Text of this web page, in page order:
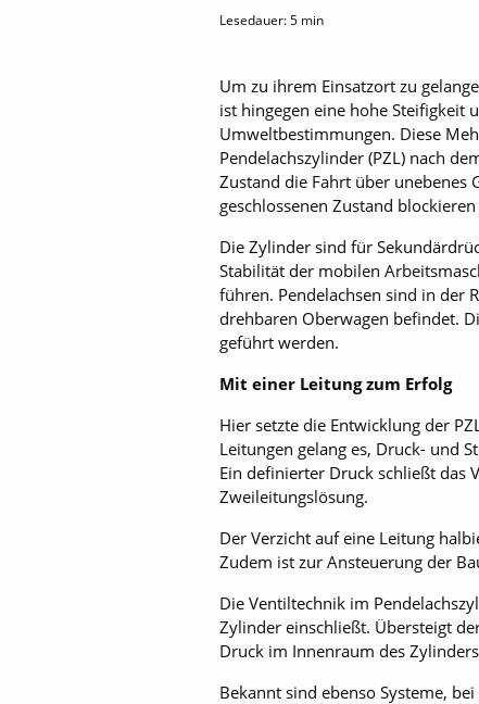
Lesedauer:5 min
Um zu ihrem Einsatzort zu
ist hingegen eine hohe Steifigkeit
Umweltbestimmungen. Diese
Pendelachszylinder (PZL) nach
Zustand die Fahrt über unebenes
geschlossenen Zustand
Die Zylinder sind für
Stabilität der mobilen
führen. Pendelachsen sind in der
drehbaren Oberwagen befindet.
geführt werden.
Mit einer Leitung zum Erfolg
Hier setzte die Entwicklung der
Leitungen gelang es, Druck- und
Ein definierter Druck schließt das
Zweileitungslösung.
Der Verzicht auf eine Leitung
Zudem ist zur Ansteuerung der
Die Ventiltechnik im
Zylinder einschließt. Übersteigt
Druck im Innenraum des
Bekannt sind ebenso Systeme,